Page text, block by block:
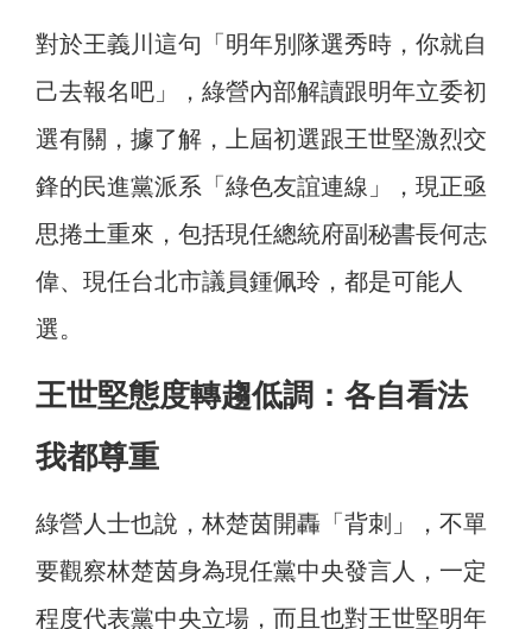
對於王義川這句「明年別隊選秀時，你就自
己去報名吧」，綠營內部解讀跟明年立委初
選有關，據了解，上屆初選跟王世堅激烈交
鋒的民進黨派系「綠色友誼連線」，現正亟
思捲土重來，包括現任總統府副秘書長何志
偉、現任台北市議員鍾佩玲，都是可能人
選。
王世堅態度轉趨低調：各自看法
我都尊重
綠營人士也說，林楚茵開轟「背刺」，不單
要觀察林楚茵身為現任黨中央發言人，一定
程度代表黨中央立場，而且也對王世堅明年